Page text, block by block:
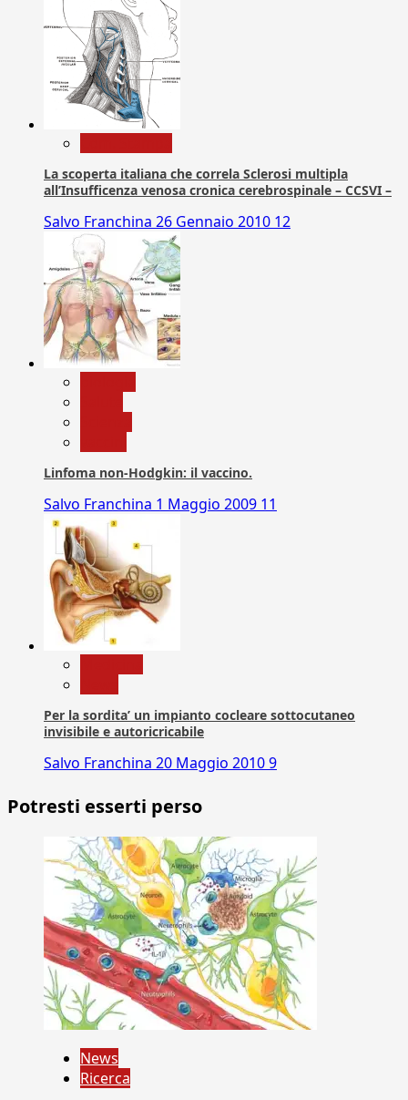
La scoperta italiana che correla Sclerosi multipla
all’Insufficenza venosa cronica cerebrospinale – CCSVI –
Salvo Franchina 26 Gennaio 2010 12
Linfoma non-Hodgkin: il vaccino.
Salvo Franchina 1 Maggio 2009 11
Per la sordita’ un impianto cocleare sottocutaneo
invisibile e autoricricabile
Salvo Franchina 20 Maggio 20109
Potresti esserti perso
News
Ricerca